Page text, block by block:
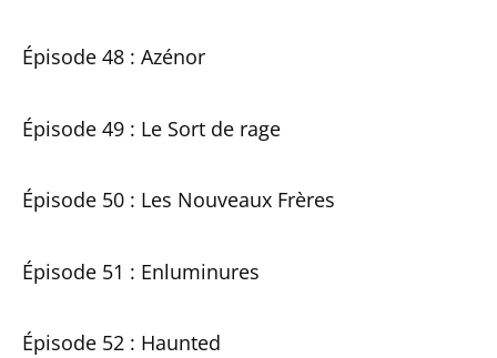
Épisode 48 : Azénor
Épisode 49 : Le Sort de rage
Épisode 50 : Les Nouveaux Frères
Épisode 51 : Enluminures
Épisode 52 : Haunted